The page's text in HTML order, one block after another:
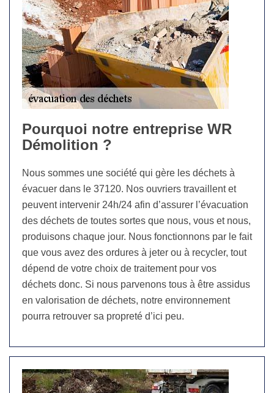
Pourquoi notre entreprise WR
Démolition ?
Nous sommes une société qui gère les déchets à
évacuer dans le 37120. Nos ouvriers travaillent et
peuvent intervenir 24h/24 afin d’assurer l’évacuation
des déchets de toutes sortes que nous, vous et nous,
produisons chaque jour. Nous fonctionnons par le fait
que vous avez des ordures à jeter ou à recycler, tout
dépend de votre choix de traitement pour vos
déchets donc. Si nous parvenons tous à être assidus
en valorisation de déchets, notre environnement
pourra retrouver sa propreté d’ici peu.